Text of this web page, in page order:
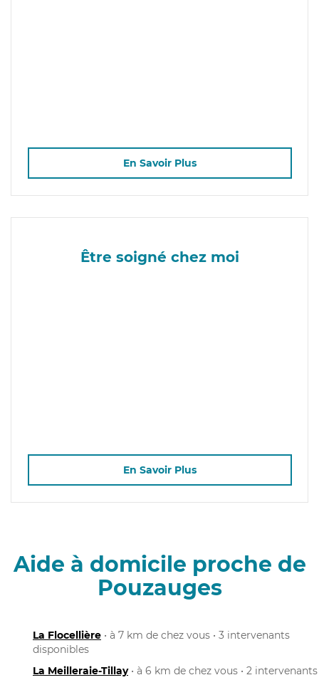
En Savoir Plus
Être soigné chez moi
En Savoir Plus
Aide à domicile proche de
Pouzauges
La Flocellière • à 7 km de chez vous • 3 intervenants
disponibles
La Meilleraie-Tillay• à 6 km de chez vous • 2 intervenants